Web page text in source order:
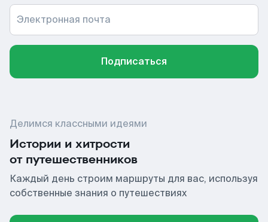
Электронная почта
Подписаться
Делимся классными идеями
Истории и хитрости
от путешественников
Каждый день строим маршруты для вас, используя
собственные знания о путешествиях